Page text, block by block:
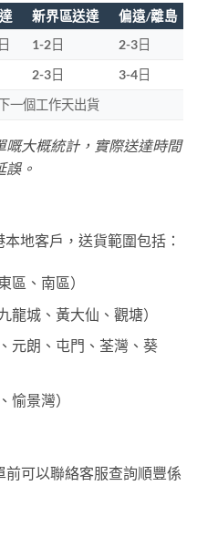
新界區送達
偏遠/離島
1-2日
2-3日
2-3日
3-4日
一個工作天出貨
嘅大概統計，實際送達時間
誤。
地客戶，送貨範圍包括：
區、南區）
龍城、黃大仙、觀塘）
元朗、屯門、荃灣、葵
愉景灣）
可以聯絡客服查詢順豐係